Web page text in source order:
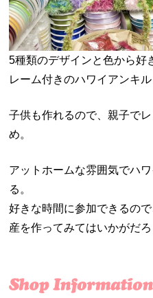
5種類のデザインと色から好
レーム付きのハワイアンキル
子供も作れるので、親子で
め。
アットホームな雰囲気でハ
る。
好きな時間に参加できるの
産を作ってみてはいかがだろ